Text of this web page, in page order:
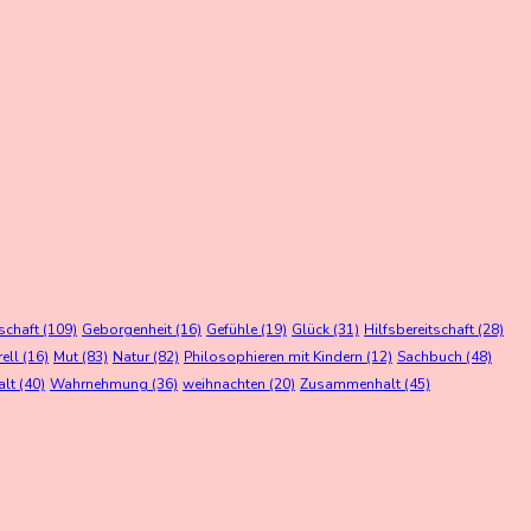
(109) Geborgenheit (16) Gefühle(19) Glück (31) Hilfsbereitschaft (28)
(16) Mut (83) Natur(82) Philosophieren mit Kindern (12) Sachbuch (48)
(40) Wahrnehmung (36) weihnachten (20) Zusammenhalt (45)